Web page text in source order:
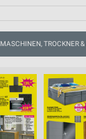
TROCKNER &
verschiedenen